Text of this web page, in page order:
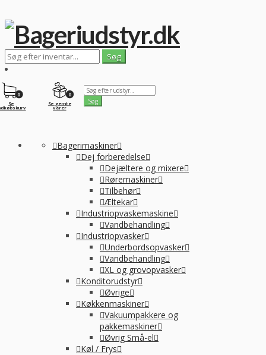
0
Se gemte
varer
0
Se
Bagerimaskiner
Dej forberedelse
Dejæltere og mixere
Røremaskiner
Tilbehør
Æltekar
Industriopvaskemaskine
Vandbehandling
Industriopvasker
Underbordsopvasker
Vandbehandling
XL og grovopvasker
Konditorudstyr
Øvrige
Køkkenmaskiner
Vakuumpakkere og
pakkemaskiner
Øvrig Små-el
Køl / Frys